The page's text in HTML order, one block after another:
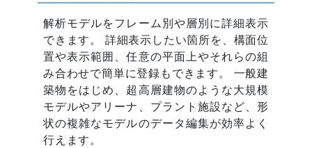
解析モデルをフレーム別や層別に詳細表示
できます。 詳細表示したい箇所を、構面位
置や表示範囲、任意の平面上やそれらの組
み合わせで簡単に登録もできます。 一般建
築物をはじめ、超高層建物のような大規模
モデルやアリーナ、プラント施設など、形
状の複雑なモデルのデータ編集が効率よく
行えます。